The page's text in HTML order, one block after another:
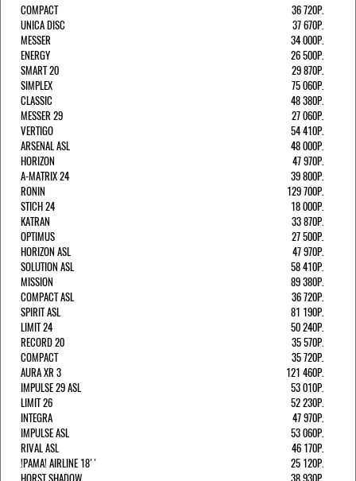
COMPACT
36 720Р.
UNICA DISC
37 670Р.
MESSER
34 000Р.
ENERGY
26 500Р.
SMART 20
29 870Р.
SIMPLEX
75 060Р.
CLASSIC
48 380Р.
MESSER 29
27 060Р.
VERTIGO
54 410Р.
ARSENAL ASL
48 000Р.
HORIZON
47 970Р.
A-MATRIX 24
39 800Р.
RONIN
129 700Р.
STICH 24
18 000Р.
KATRAN
33 870Р.
OPTIMUS
27 500Р.
HORIZON ASL
47 970Р.
SOLUTION ASL
58 410Р.
MISSION
89 380Р.
COMPACT ASL
36 720Р.
SPIRIT ASL
81 190Р.
LIMIT 24
50 240Р.
RECORD 20
35 570Р.
COMPACT
35 720Р.
AURA XR 3
121 460Р.
IMPULSE 29 ASL
53 010Р.
LIMIT 26
52 230Р.
INTEGRA
47 970Р.
IMPULSE ASL
53 060Р.
RIVAL ASL
46 170Р.
!РАМА! AIRLINE 18''
25 120Р.